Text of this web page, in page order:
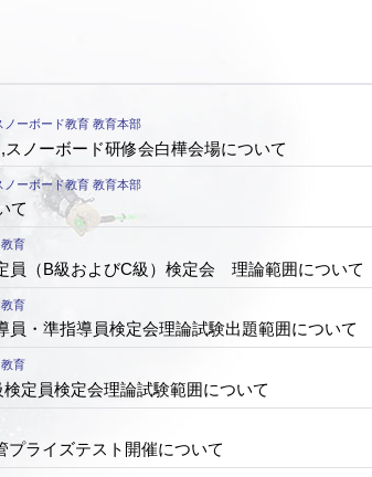
ノーボード教育 教育本部
ノーボード研修会白樺会場について
ノーボード教育 教育本部
て
育
員（B級およびC級）検定会 理論範囲について
育
員・準指導員検定会理論試験出題範囲について
育
定員検定会理論試験範囲について
プライズテスト開催について